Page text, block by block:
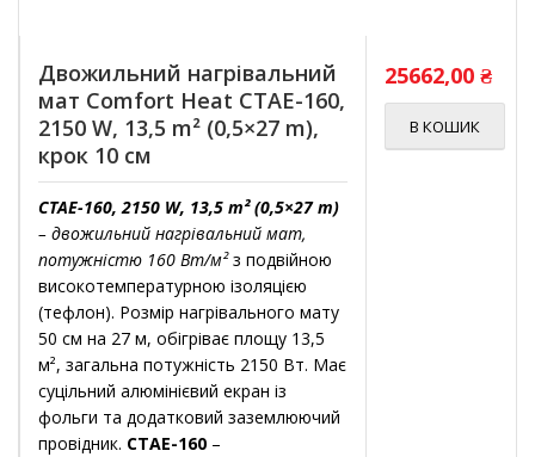
Двожильний нагрівальний
мат Comfort Heat CTAE-160,
2150 W, 13,5 m² (0,5×27 m),
крок 10 см
CTAE-160, 2150 W, 13,5 m² (0,5×27 m)
– двожильний нагрівальний мат,
потужністю 160 Вт/м²з подвійною
високотемпературною ізоляцією
(тефлон). Розмір нагрівального мату
50 см на 27 м, обігріває площу 13,5
м², загальна потужність 2150 Вт. Має
суцільний алюмінієвий екран із
фольги та додатковий заземлюючий
провідник. CTAE-160 –
25662,00₴
В КОШИК